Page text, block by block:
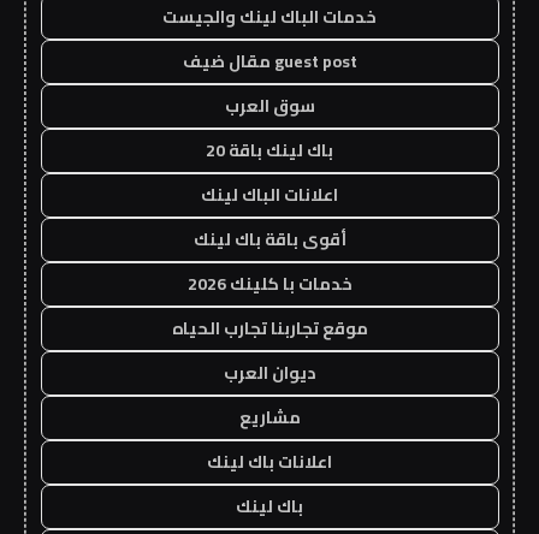
خدمات الباك لينك والجيست
guest post مقال ضيف
سوق العرب
باك لينك باقة 20
اعلانات الباك لينك
أقوى باقة باك لينك
خدمات با كلينك 2026
موقع تجاربنا تجارب الحياه
ديوان العرب
مشاريع
اعلانات باك لينك
باك لينك